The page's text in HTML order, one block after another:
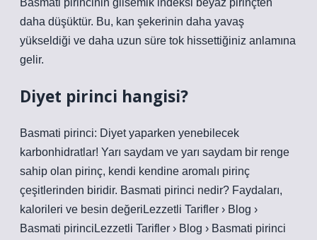
Basmati pirincinin glisemik indeksi beyaz pirinçten
daha düşüktür. Bu, kan şekerinin daha yavaş
yükseldiği ve daha uzun süre tok hissettiğiniz anlamına
gelir.
Diyet pirinci hangisi?
Basmati pirinci: Diyet yaparken yenebilecek
karbonhidratlar! Yarı saydam ve yarı saydam bir renge
sahip olan pirinç, kendi kendine aromalı pirinç
çeşitlerinden biridir. Basmati pirinci nedir? Faydaları,
kalorileri ve besin değeriLezzetli Tarifler › Blog ›
Basmati pirinciLezzetli Tarifler › Blog › Basmati pirinci